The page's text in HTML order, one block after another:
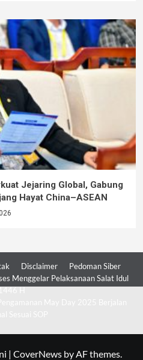
Jejaring Global, Gabung
Hayat China–ASEAN
Disclaimer
Pedoman Siber
Menggelar Pelaksanaan Salat Idul
| CoverNewsby AF themes.